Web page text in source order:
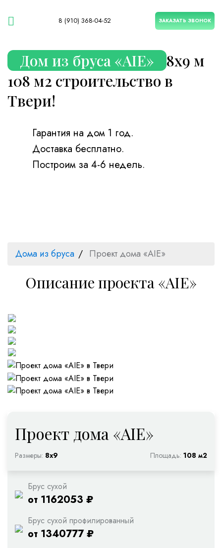
8 (910) 368-04-52 ЗАКАЗАТЬ ЗВОНОК
Дом из бруса «AIE»
8х9 м
108 м2 строительство в
Твери!
Гарантия на дом 1 год.
Доставка бесплатно.
Построим за 4-6 недель.
Дома из бруса Проект дома «AIE»
Описание проекта «AIE»
Проект дома «AIE»
Размеры: 8х9 Площадь: 108 м2
Брус сухой
от 1162053 ₽
Брус сухой профилированный
от 1340777 ₽